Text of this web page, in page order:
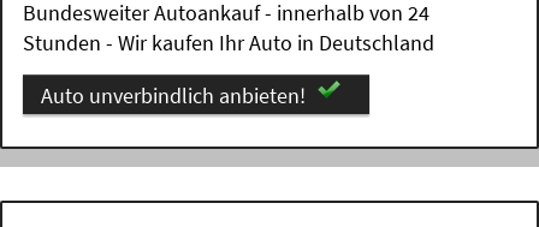
Bundesweiter Autoankauf - innerhalb von 24
Stunden - Wir kaufen Ihr Auto in Deutschland
Auto unverbindlich anbieten!